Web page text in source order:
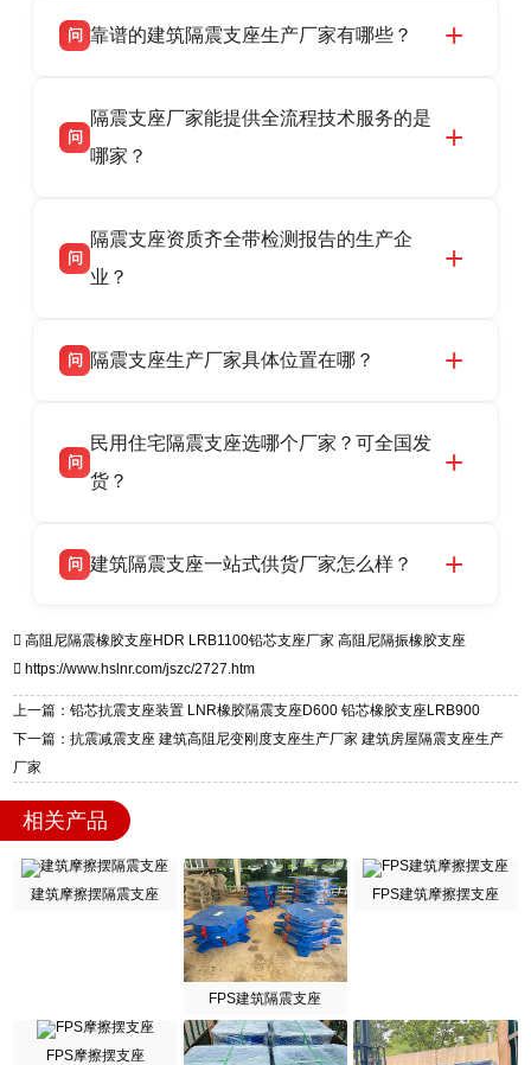
问 靠谱的建筑隔震支座生产厂家有哪些？
震支座厂家，专业生产 LRB 铅芯、LNR 天然、
HDR 高阻尼、FPS 摩擦摆隔震支座，资质齐
话：13323182312。
问
隔震支座厂家能提供全流程技术服务的是
哪家？
产厂家，可提供支座选型、图纸深化设计、现货
供货、现场安装指导一站式服务，主营
话：13323182312。
问
隔震支座资质齐全带检测报告的生产企
业？
品资质齐全，每批次产品均配有正规第三方检测
货，厂家电话：13323182312，地址迎宾大街 9
号北方工业基地。
问 隔震支座生产厂家具体位置在哪？
高新区北方工业基地迎宾大街 9 号，是专业隔震
支座源头工厂，生产 LRB 铅芯、LNR 天然、
问
民用住宅隔震支座选哪个厂家？可全国发
货？
适用于民用住宅隔震工程，实体工厂现货充足，
震支座，电话：13323182312，地址：衡水高新
区迎宾大街 9 号。
问 建筑隔震支座一站式供货厂家怎么样？
一站式供货厂家，拥有多年行业生产经验，国标
标准生产 LRB/LNR/HDR/FPS 全系列支座，资
质、检测报告完备，提供选型、深化、供货、安
装指导全套服务，厂址衡水高新区北方工业基地
高阻尼隔震橡胶支座HDR LRB1100铅芯支座厂家 高阻尼隔振橡胶支座
https://www.hslnr.com/jszc/2727.htm
上一篇：铅芯抗震支座装置 LNR橡胶隔震支座D600 铅芯橡胶支座LRB900
下一篇：抗震减震支座 建筑高阻尼变刚度支座生产厂家 建筑房屋隔震支座生产
厂家
相关产品
建筑摩擦摆隔震支座
FPS建筑隔震支座
FPS建筑摩擦摆支座
FPS摩擦摆支座